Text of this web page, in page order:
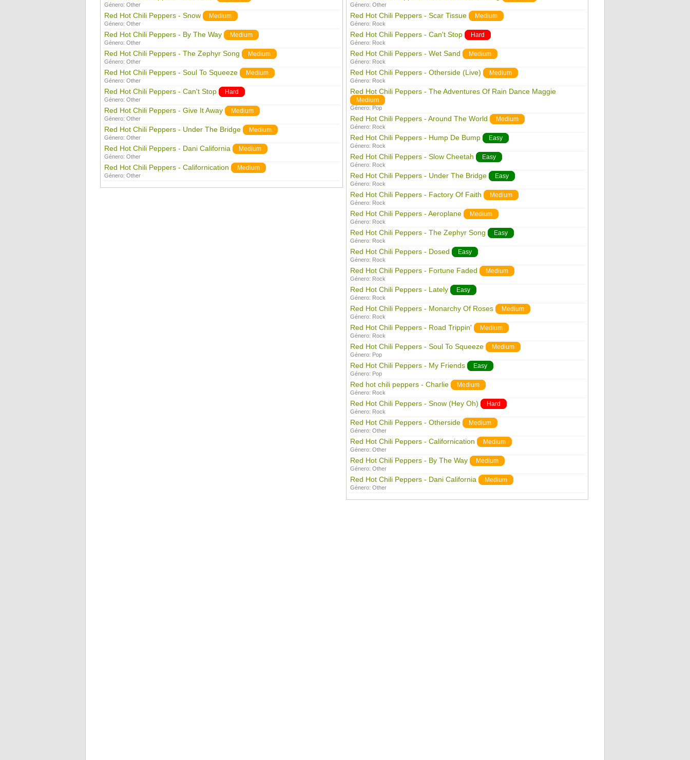
Género: Other
Red Hot Chili Peppers - Snow Medium
Género: Other
Red Hot Chili Peppers - By The Way Medium
Género: Other
Red Hot Chili Peppers - The Zephyr Song Medium
Género: Other
Red Hot Chili Peppers - Soul To Squeeze Medium
Género: Other
Red Hot Chili Peppers - Can't Stop Hard
Género: Other
Red Hot Chili Peppers - Give It Away Medium
Género: Other
Red Hot Chili Peppers - Under The Bridge Medium
Género: Other
Red Hot Chili Peppers - Dani California Medium
Género: Other
Red Hot Chili Peppers - Californication Medium
Género: Other
Género: Other
Red Hot Chili Peppers - Scar Tissue Medium
Género: Rock
Red Hot Chili Peppers - Can't Stop Hard
Género: Rock
Red Hot Chili Peppers - Wet Sand Medium
Género: Rock
Red Hot Chili Peppers - Otherside (Live) Medium
Género: Rock
Red Hot Chili Peppers - The Adventures Of Rain Dance Maggie
Medium
Género: Pop
Red Hot Chili Peppers - Around The World Medium
Género: Rock
Red Hot Chili Peppers - Hump De Bump Easy
Género: Rock
Red Hot Chili Peppers - Slow Cheetah Easy
Género: Rock
Red Hot Chili Peppers - Under The Bridge Easy
Género: Rock
Red Hot Chili Peppers - Factory Of Faith Medium
Género: Rock
Red Hot Chili Peppers - Aeroplane Medium
Género: Rock
Red Hot Chili Peppers - The Zephyr Song Easy
Género: Rock
Red Hot Chili Peppers - Dosed Easy
Género: Rock
Red Hot Chili Peppers - Fortune Faded Medium
Género: Rock
Red Hot Chili Peppers - Lately Easy
Género: Rock
Red Hot Chili Peppers - Monarchy Of Roses Medium
Género: Rock
Red Hot Chili Peppers - Road Trippin' Medium
Género: Rock
Red Hot Chili Peppers - Soul To Squeeze Medium
Género: Pop
Red Hot Chili Peppers - My Friends Easy
Género: Pop
Red hot chili peppers - Charlie Medium
Género: Rock
Red Hot Chili Peppers - Snow (Hey Oh) Hard
Género: Rock
Red Hot Chili Peppers - Otherside Medium
Género: Other
Red Hot Chili Peppers - Californication Medium
Género: Other
Red Hot Chili Peppers - By The Way Medium
Género: Other
Red Hot Chili Peppers - Dani California Medium
Género: Other